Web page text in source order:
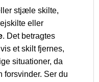
stjæle skilte,
eller
. Det betragtes
et skilt fjernes,
situationer, da
forsvinder. Ser du